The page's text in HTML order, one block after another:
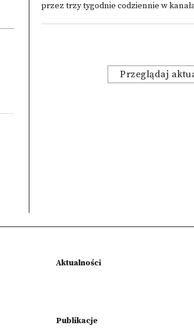
przez trzy tygodnie codziennie w
Przeglądaj
Aktualności
Publikacje